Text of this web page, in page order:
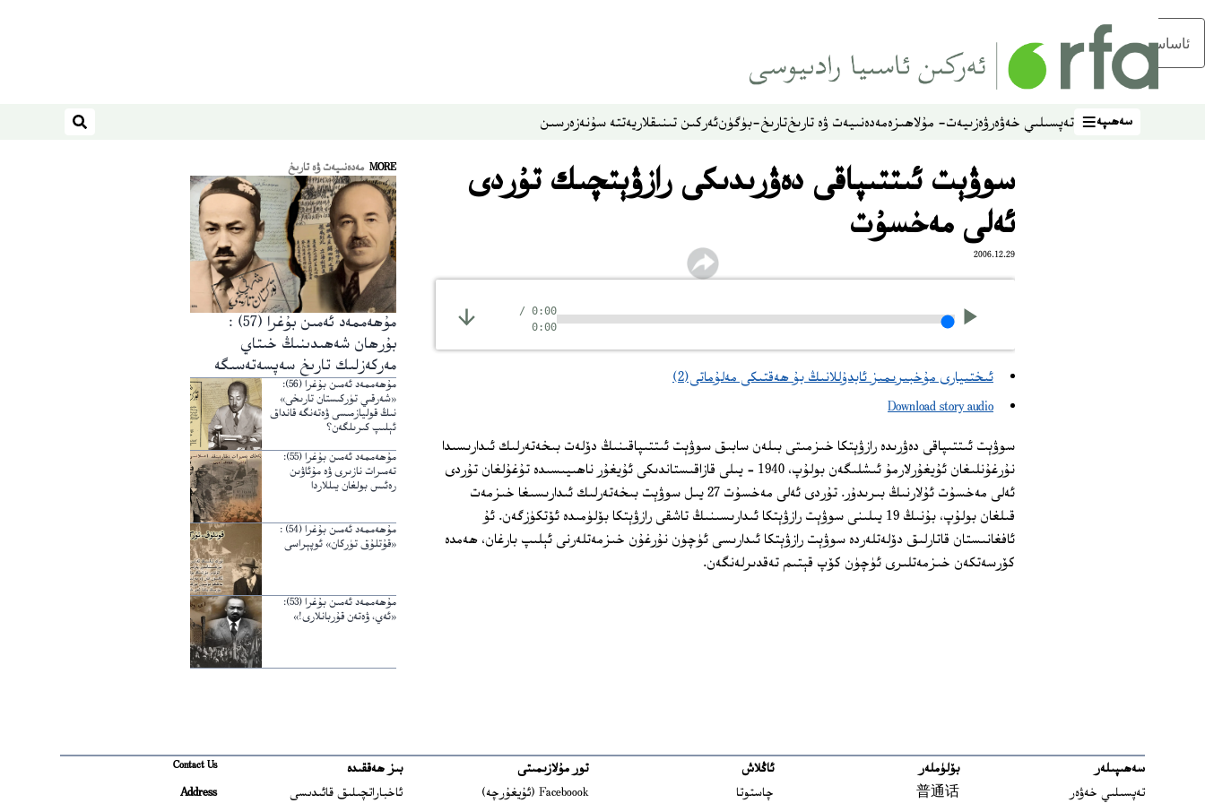
ئاساسلىق مەزمۇنغا ئاتلاڭ
سەھىپە
سەھىپە تەپسىلىي خەۋەرۋەزىيەت- مۇلاھىزەمەدەنىيەت ۋە تارىختارىخ-بۈگۈنئەركىن تىنىقلاريەتتە سۇنەزەرسىن ئىزدەش
سوۋېت ئىتتىپاقى دەۋرىدىكى رازۋېتچىك تۇردى
ئەلى مەخسۇت
2006.12.29
0:00
/
0:00
ئىختىيارى مۇخبىرىمىز ئابدۇللانىڭ بۇ ھەقتىكى مەلۇماتى(2)
Download story audio
سوۋېت ئىتتىپاقى دەۋرىدە رازۋېتكا خىزمىتى بىلەن سابىق سوۋېت ئىتتىپاقىنىڭ دۆلەت بىخەتەرلىك ئىدارىسىدا
نۇرغۇنلىغان ئۇيغۇرلارمۇ ئىشلىگەن بولۇپ، 1940 – يىلى قازاقىستاندىكى ئۇيغۇر ناھىيىسىدە تۇغۇلغان تۇردى
ئەلى مەخسۇت ئۇلارنىڭ بىرىدۇر. تۇردى ئەلى مەخسۇت 27 يىل سوۋېت بىخەتەرلىك ئىدارىسىغا خىزمەت
قىلغان بولۇپ، بۇنىڭ 19 يىلىنى سوۋېت رازۋېتكا ئىدارىسىنىڭ تاشقى رازۋېتكا بۆلۈمىدە ئۆتكۈزگەن. ئۇ
ئافغانىستان قاتارلىق دۆلەتلەردە سوۋېت رازۋېتكا ئىدارىسى ئۈچۈن نۇرغۇن خىزمەتلەرنى ئېلىپ بارغان، ھەمدە
كۆرسەتكەن خىزمەتلىرى ئۈچۈن كۆپ قېتىم تەقدىرلەنگەن.
MORE مەدەنىيەت ۋە تارىخ
مۇھەممەد ئەمىن بۇغرا (57) :
بۇرھان شەھىدىنىڭ خىتاي
مەركەزلىك تارىخ سەپسەتەسىگە
رەددىيە
مۇھەممەد ئەمىن بۇغرا (56):
«شەرقىي تۈركىستان تارىخى»
نىڭ قوليازمىسى ۋەتەنگە قانداق
ئېلىپ كىرىلگەن؟
مۇھەممەد ئەمىن بۇغرا (55):
تەمىرات نازىرى ۋە مۇئاۋىن
رەئىس بولغان يىللاردا
مۇھەممەد ئەمىن بۇغرا (54) :
«قۇتلۇق تۈركان» ئوپېراسى
مۇھەممەد ئەمىن بۇغرا (53):
«ئەي، ۋەتەن قۇربانلارى!»
سەھىپىلەر
تەپسىلىي خەۋەر
بۆلۈملەر
普通话
ئاڭلاش
چاستوتا
تور مۇلازىمىتى
Faceboook (ئۇيغۇرچە)
Opens in new window
بىز ھەققىدە
ئاخباراتچىلىق قائىدىسى
Contact Us
Address